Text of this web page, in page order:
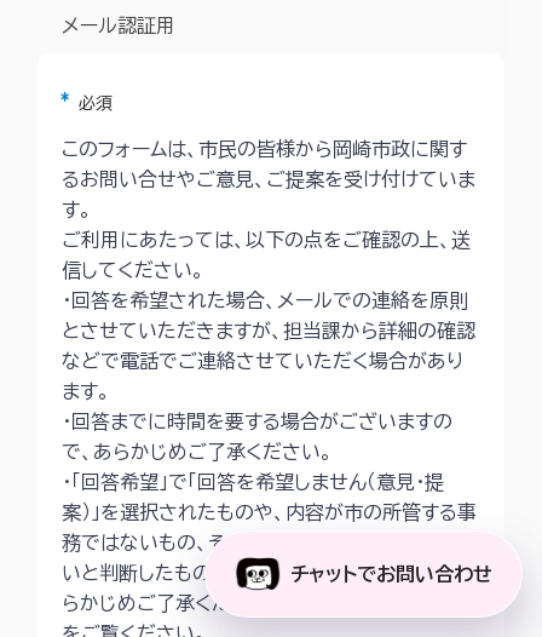
メール認証用
アスタリスク
必須
このフォームは、市民の皆様から岡崎市政に関す
るお問い合せやご意見、ご提案を受け付けていま
す。
ご利用にあたっては、以下の点をご確認の上、送
信してください。
・回答を希望された場合、メールでの連絡を原則
とさせていただきますが、担当課から詳細の確認
などで電話でご連絡させていただく場合があり
ます。
・回答までに時間を要する場合がございますの
で、あらかじめご了承ください。
・「回答希望」で「回答を希望しません（意見・提
案）」を選択されたものや、内容が市の所管する事
務ではないもの、その他回答することが適当でな
いと判断したものは回答いたしかねますので、あ
らかじめご了承ください。詳細は
チャットでお問い合わせ